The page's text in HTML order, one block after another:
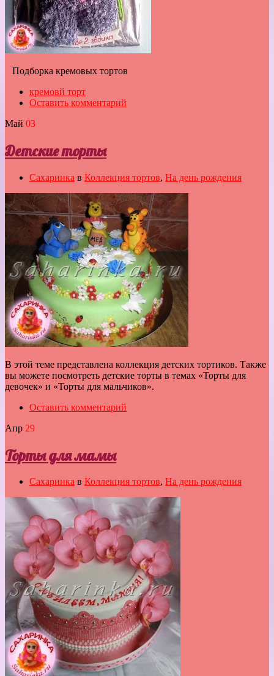
Подборка кремовых тортов
кремовй торт
Оставить комментарий
Май 03
Детские торты
Сахаринка в Коллекция тортов, На день рождения
В этой теме представлена коллекция детских тортиков. Также
вы можете посмотреть детские торты в темах «Торты для
девочек» и «Торты для мальчиков».
Оставить комментарий
Апр 29
Торты для мамы
Сахаринка в Коллекция тортов, На день рождения